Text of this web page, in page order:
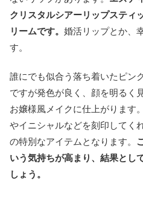
クリスタルシアーリップスティ
リームです。 婚活リップとか、
す。
誰にでも似合う落ち着いたピン
ですが発色が良く、顔を明るく
お嬢様風メイクに仕上がります
やイニシャルなどを刻印してく
の特別なアイテムとなります。
いう気持ちが高まり、結果とし
しょう。